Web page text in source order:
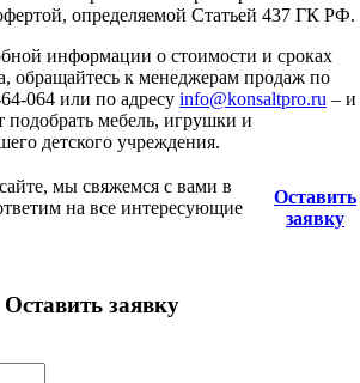
определяемой Статьей 437 ГК РФ.
информации о стоимости и сроках
обращайтесь к менеджерам продаж по
064 или по адресу info@konsaltpro.ru – и
подобрать мебель, игрушки и
детского учреждения.
мы свяжемся с вами в
на все интересующие
Оставить
заявку
Оставить заявку